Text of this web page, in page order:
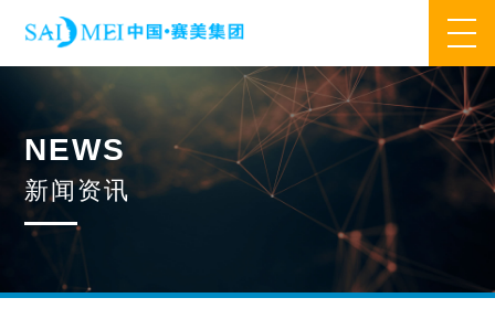
业务范围
核心业务 合作模式 合作流程 产品中心
研发优势 管理优势 品质优势 产能优势
设备优势
NEWS
新闻资讯